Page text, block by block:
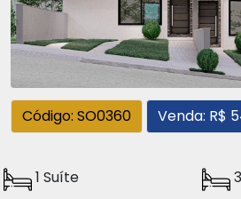
Código: SO0360 Venda: R$
1 Suíte